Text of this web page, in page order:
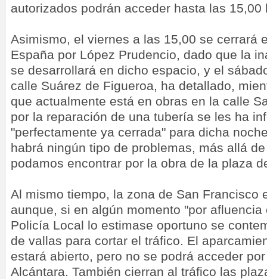
autorizados podrán acceder hasta las
Asimismo, el viernes a las 15,00 se cerrará
España por López Prudencio, dado que la
se desarrollará en dicho espacio, y el
calle Suárez de Figueroa, ha detallado,
que actualmente está en obras en la calle
por la reparación de una tubería se les ha
"perfectamente ya cerrada" para dicha
habrá ningún tipo de problemas, más allá
podamos encontrar por la obra de la plaza
Al mismo tiempo, la zona de San Francisco
aunque, si en algún momento "por
Policía Local lo estimase oportuno se
de vallas para cortar el tráfico. El
estará abierto, pero no se podrá acceder
Alcántara. También cierran al tráfico las